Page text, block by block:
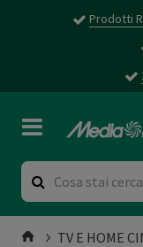
Prodotti
TV E HOME